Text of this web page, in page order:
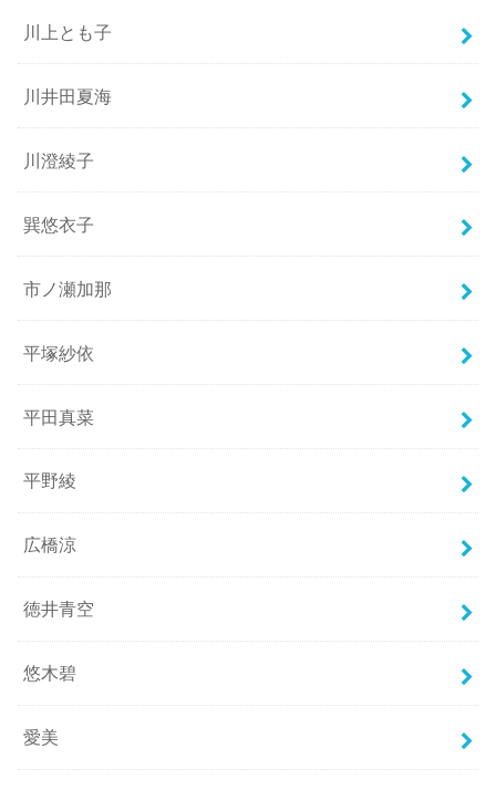
川上とも子
川井田夏海
川澄綾子
巽悠衣子
市ノ瀬加那
平塚紗依
平田真菜
平野綾
広橋涼
徳井青空
悠木碧
愛美